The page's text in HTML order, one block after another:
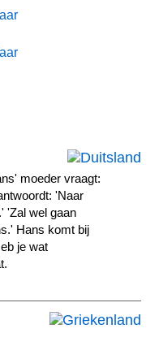
moeder vraagt:
'Naar
'Zal wel gaan
Hans komt bij
je wat